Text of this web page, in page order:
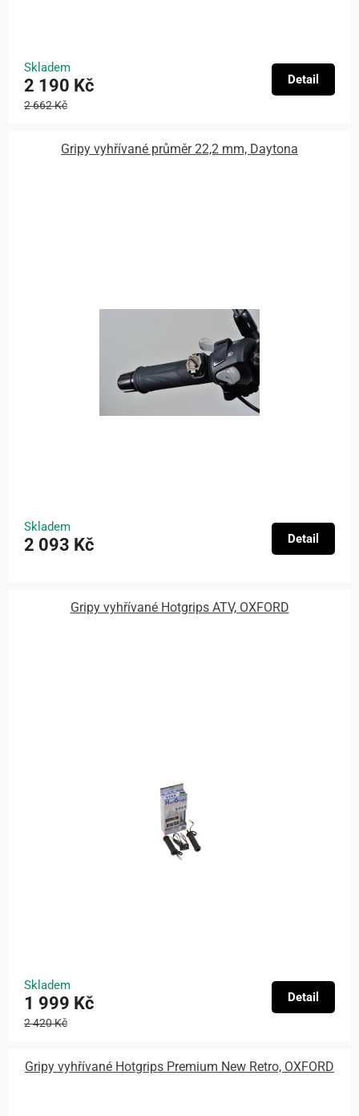
Skladem
2 190 Kč
2 662 Kč
Detail
Gripy vyhřívané průměr 22,2 mm, Daytona
Skladem
2 093 Kč Detail
Gripy vyhřívané Hotgrips ATV, OXFORD
Skladem
1 999 Kč
2 420 Kč
Detail
Gripy vyhřívané Hotgrips Premium New Retro, OXFORD